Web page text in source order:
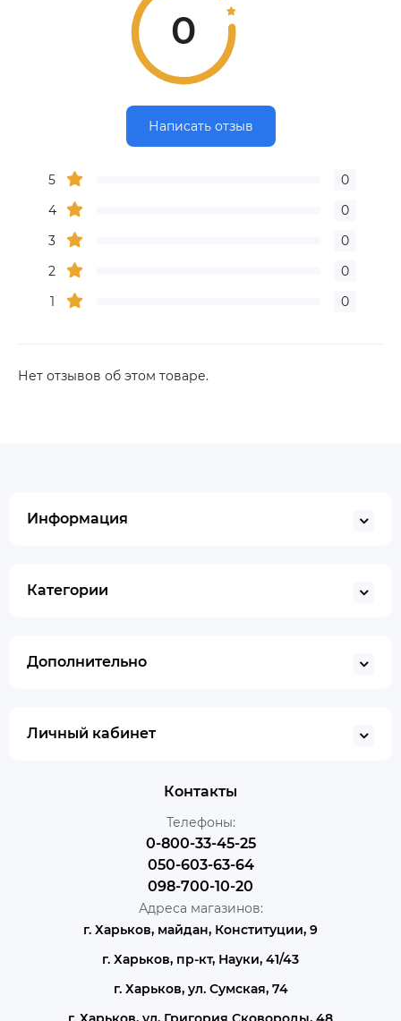
0
Написать отзыв
5
0
4
0
3
0
2
0
1
0
Нет отзывов об этом товаре.
Информация
Категории
Дополнительно
Личный кабинет
Контакты
Телефоны:
0-800-33-45-25
050-603-63-64
098-700-10-20
Адреса магазинов:
г. Харьков, майдан, Конституции, 9
г. Харьков, пр-кт, Науки, 41/43
г. Харьков, ул. Сумская, 74